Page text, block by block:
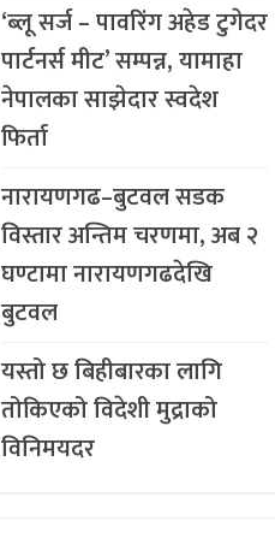
‘ब्लू सर्ज – पावरिंग अहेड टुगेदर
पार्टनर्स मीट’ सम्पन्न, यामाहा
नेपालका साझेदार स्वदेश
फिर्ता
नारायणगढ–बुटवल सडक
विस्तार अन्तिम चरणमा, अब २
घण्टामा नारायणगढदेखि
बुटवल
यस्तो छ बिहीबारका लागि
तोकिएको विदेशी मुद्राको
विनिमयदर